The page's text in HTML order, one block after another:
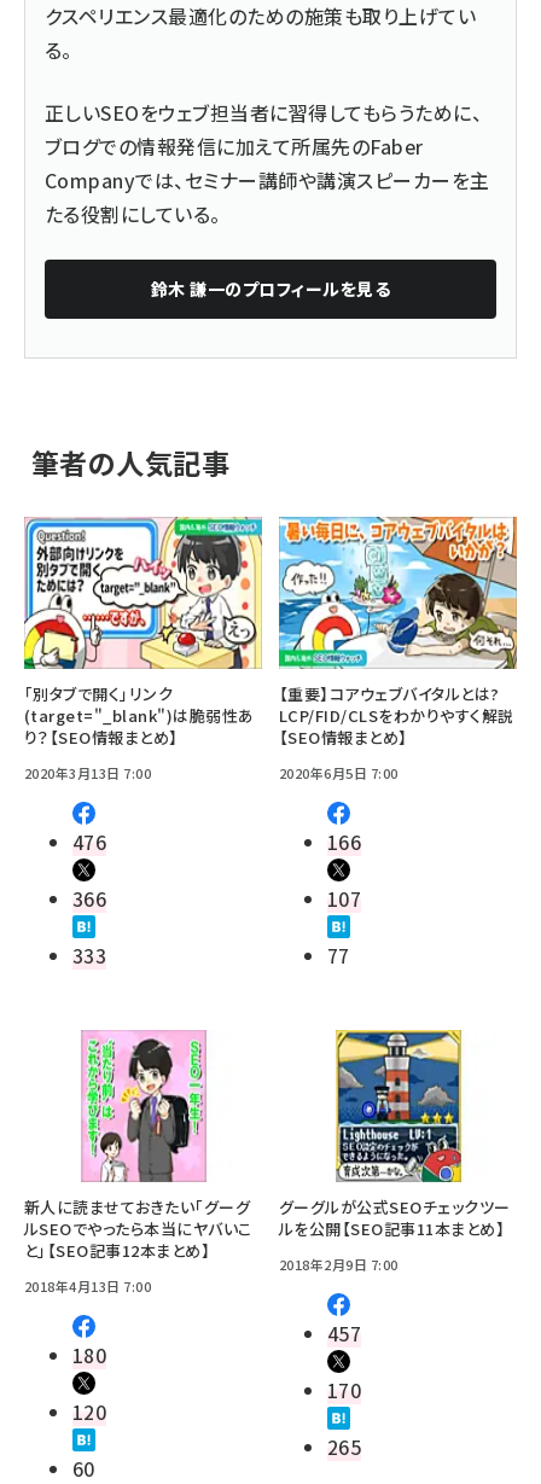
クスペリエンス最適化のための施策も取り上げてい
る。
正しいSEOをウェブ担当者に習得してもらうために、
ブログでの情報発信に加えて所属先のFaber
Companyでは、セミナー講師や講演スピーカーを主
たる役割にしている。
鈴木 謙一のプロフィールを見る
筆者の人気記事
「別タブで開く」リンク
(target="_blank")は脆弱性あ
り？【SEO情報まとめ】
2020年3月13日 7:00
476
366
333
【重要】コアウェブバイタルとは?
LCP/FID/CLSをわかりやすく解説
【SEO情報まとめ】
2020年6月5日 7:00
166
107
77
新人に読ませておきたい「グーグ
ルSEOでやったら本当にヤバいこ
と」【SEO記事12本まとめ】
2018年4月13日 7:00
180
120
60
グーグルが公式SEOチェックツー
ルを公開【SEO記事11本まとめ】
2018年2月9日 7:00
457
170
265